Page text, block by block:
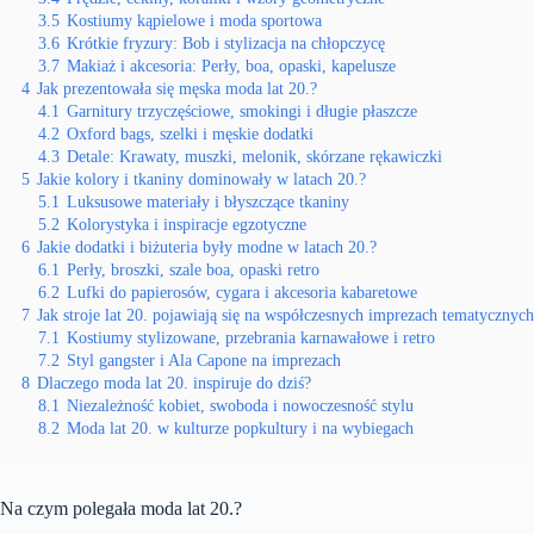
3.5 Kostiumy kąpielowe i moda sportowa
3.6 Krótkie fryzury: Bob i stylizacja na chłopczycę
3.7 Makiaż i akcesoria: Perły, boa, opaski, kapelusze
4 Jak prezentowała się męska moda lat 20.?
4.1 Garnitury trzyczęściowe, smokingi i długie płaszcze
4.2 Oxford bags, szelki i męskie dodatki
4.3 Detale: Krawaty, muszki, melonik, skórzane rękawiczki
5 Jakie kolory i tkaniny dominowały w latach 20.?
5.1 Luksusowe materiały i błyszczące tkaniny
5.2 Kolorystyka i inspiracje egzotyczne
6 Jakie dodatki i biżuteria były modne w latach 20.?
6.1 Perły, broszki, szale boa, opaski retro
6.2 Lufki do papierosów, cygara i akcesoria kabaretowe
7 Jak stroje lat 20. pojawiają się na współczesnych imprezach
7.1 Kostiumy stylizowane, przebrania karnawałowe i retro
7.2 Styl gangster i Ala Capone na imprezach
8 Dlaczego moda lat 20. inspiruje do dziś?
8.1 Niezależność kobiet, swoboda i nowoczesność stylu
8.2 Moda lat 20. w kulturze popkultury i na wybiegach
Na czym polegała moda lat 20.?